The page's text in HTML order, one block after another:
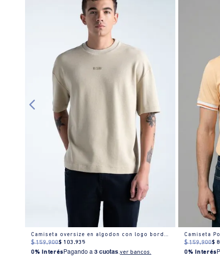
Camiseta oversize en algodon con logo bordado
$ 159.900$ 103 .935
0% Interés Pagando a3 cuotas.ver bancos.
Camiseta
$ 159.900$
0% Interés